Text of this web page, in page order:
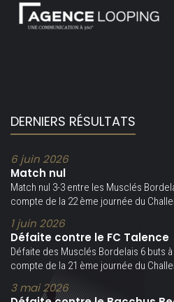
DERNIERS RÉSULTATS
6 juin 2026
Match nul
Match nul 3-3 entre les Musclés
compte de la 22 ème journée du
1 juin 2026
Défaite contre le FC Talence
Défaite des Musclés Bordelais 6 buts
compte de la 21 ème journée du
3 mai 2026